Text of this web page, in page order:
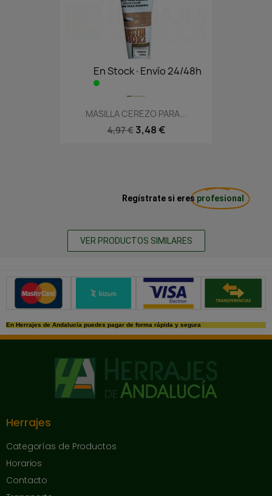
En Stock·Envío 24/48h
MASILLA CEREZO PARA...
4,97 € 3,48 €
Regístrate si eres profesional
VER PRODUCTOS SIMILARES
Métodos de pago seguros
En Herrajes de Andalucía puedes pagar de forma rápida y segura
Herrajes
Categorías de Productos
Horarios
Contacto